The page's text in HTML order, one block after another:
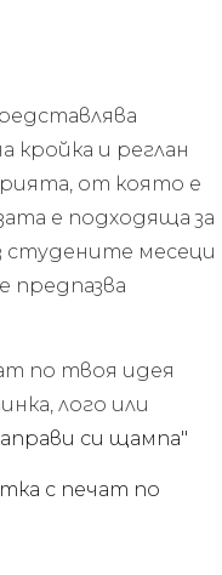
кройка и реглан
от която е
е подходяща за
студените месеци
предпазва
по твоя идея
лого или
си щампа"
с печат по